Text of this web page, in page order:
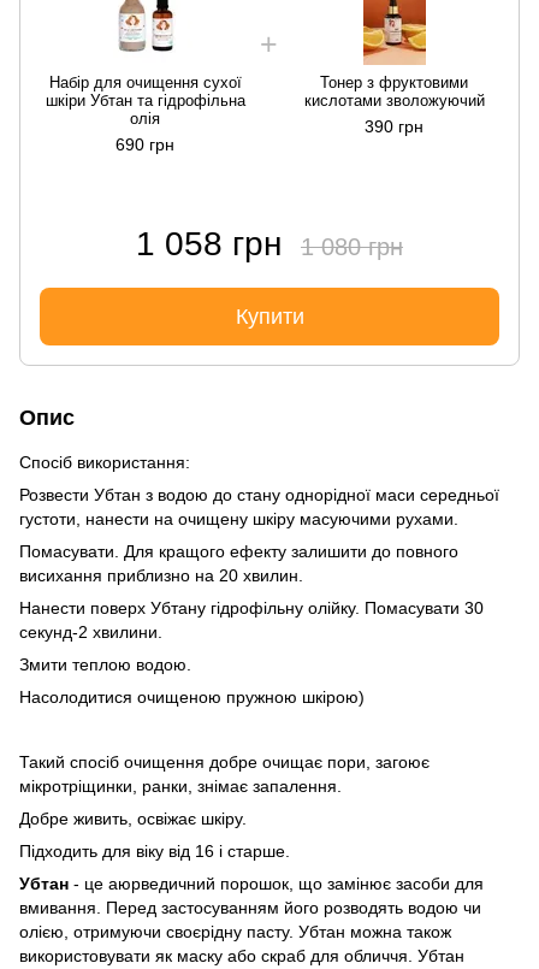
Набір для очищення сухої
шкіри Убтан та гідрофільна
олія
690 грн
Тонер з фруктовими
кислотами зволожуючий
390 грн
1 058 грн 1 080 грн
Купити
Опис
Спосіб використання:
Розвести Убтан з водою до стану однорідної маси середньої
густоти, нанести на очищену шкіру масуючими рухами.
Помасувати. Для кращого ефекту залишити до повного
висихання приблизно на 20 хвилин.
Нанести поверх Убтану гідрофільну олійку. Помасувати 30
секунд-2 хвилини.
Змити теплою водою.
Насолодитися очищеною пружною шкірою)
Такий спосіб очищення добре очищає пори, загоює
мікротріщинки, ранки, знімає запалення.
Добре живить, освіжає шкіру.
Підходить для віку від 16 і старше.
Убтан - це аюрведичний порошок, що замінює засоби для
вмивання. Перед застосуванням його розводять водою чи
олією, отримуючи своєрідну пасту. Убтан можна також
використовувати як маску або скраб для обличчя. Убтан